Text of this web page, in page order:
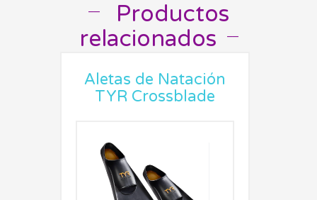
Productos
relacionados
Aletas de Natación
TYR Crossblade